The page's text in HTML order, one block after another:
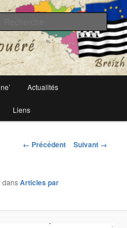
Actualités
Liens
Navigation
← Précédent Suivant →
dansArticles par